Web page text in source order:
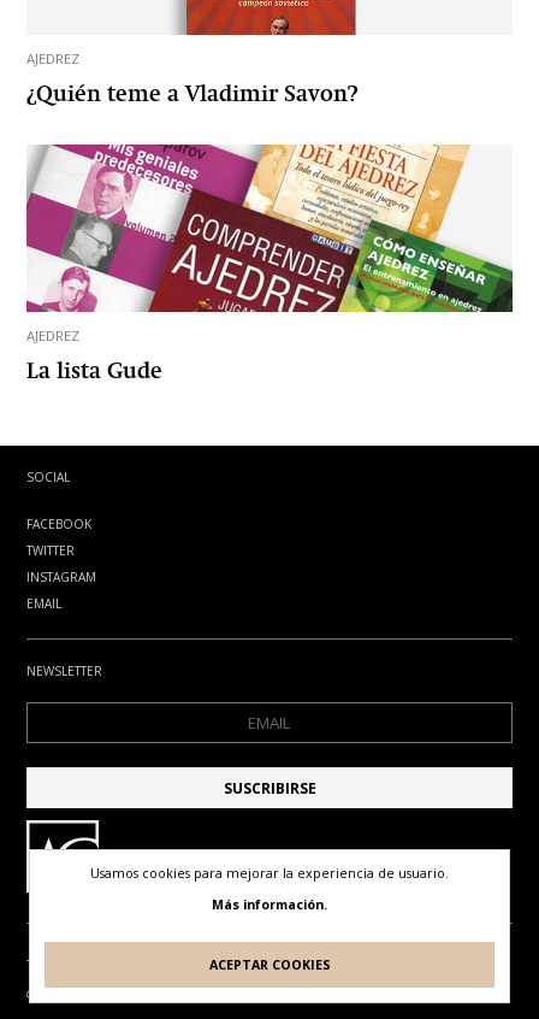
AJEDREZ
¿Quién teme a Vladimir Savon?
AJEDREZ
La lista Gude
SOCIAL
FACEBOOK
TWITTER
INSTAGRAM
EMAIL
NEWSLETTER
TÉRMINOS DE USO POLÍTICA DE PRIVACIDAD POLÍTICA DE COOKIES
© ANTONIO GUDE. TODOS LOS DERECHOS RESERVADOS
Usamos cookies para mejorar la experiencia de usuario.
Más información.
ACEPTAR COOKIES